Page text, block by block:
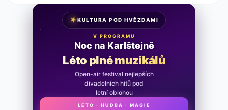
★KULTURA POD HVĚZDAMI
V PROGRAMU
Noc na Karlštejně
Léto plné muzikálů
Open-air festival nejlepších
divadelních hitů pod
letní oblohou
LÉTO · HUDBA · MAGIE